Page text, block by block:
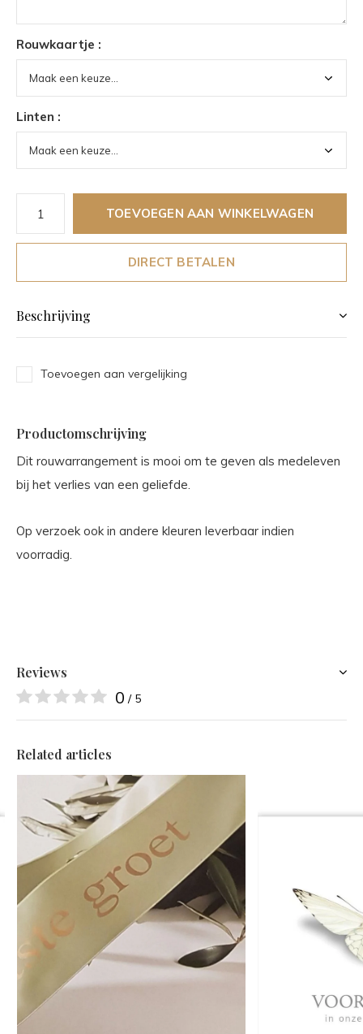
Rouwkaartje :
Linten :
TOEVOEGEN AAN WINKELWAGEN
DIRECT BETALEN
Beschrijving
Toevoegen aan vergelijking
Productomschrijving
Dit rouwarrangement is mooi om te geven als medeleven
bij het verlies van een geliefde.
Op verzoek ook in andere kleuren leverbaar indien
voorradig.
Reviews
0 / 5
Related articles